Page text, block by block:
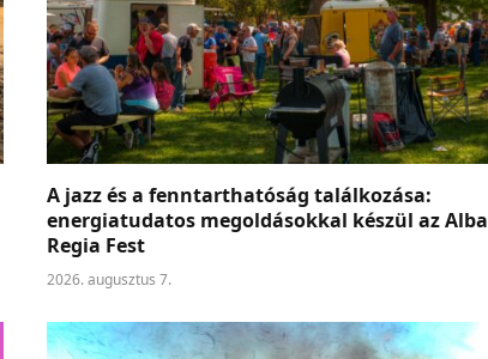
A jazz és a fenntarthatóság találkozása:
energiatudatos megoldásokkal készül az Alba
Regia Fest
2026. augusztus 7.